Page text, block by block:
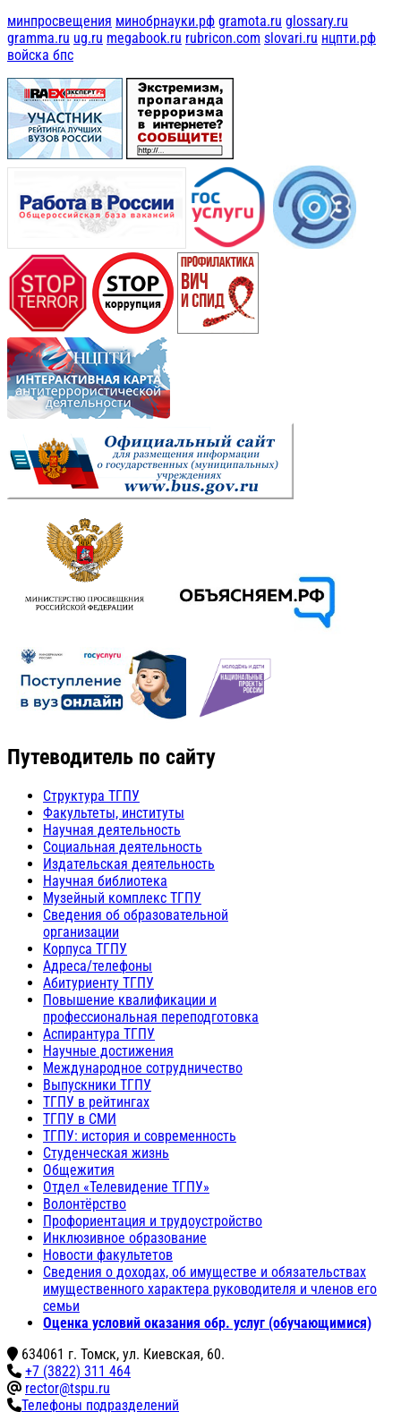
минпросвещения минобрнауки.рф gramota.ru glossary.ru
gramma.ru ug.ru megabook.ru rubricon.com slovari.ru нцпти.рф
войска бпс
Путеводитель по сайту
Структура ТГПУ
Факультеты, институты
Научная деятельность
Социальная деятельность
Издательская деятельность
Научная библиотека
Музейный комплекс ТГПУ
Сведения об образовательной
организации
Корпуса ТГПУ
Адреса/телефоны
Абитуриенту ТГПУ
Повышение квалификации и
профессиональная переподготовка
Аспирантура ТГПУ
Научные достижения
Международное сотрудничество
Выпускники ТГПУ
ТГПУ в рейтингах
ТГПУ в СМИ
ТГПУ: история и современность
Студенческая жизнь
Общежития
Отдел «Телевидение ТГПУ»
Волонтёрство
Профориентация и трудоустройство
Инклюзивное образование
Новости факультетов
Сведения о доходах, об имуществе и обязательствах
имущественного характера руководителя и членов его
семьи
Оценка условий оказания обр. услуг (обучающимися)
634061 г. Томск, ул. Киевская, 60.
+7 (3822) 311 464
rector@tspu.ru
Телефоны подразделений